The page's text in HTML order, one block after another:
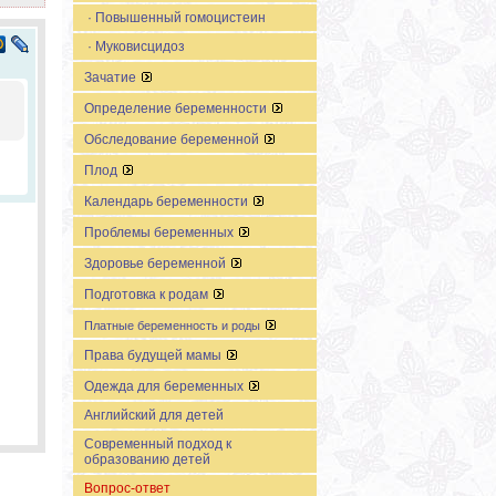
· Повышенный гомоцистеин
· Муковисцидоз
Зачатие
Определение беременности
Обследование беременной
Плод
Календарь беременности
Проблемы беременных
Здоровье беременной
Подготовка к родам
Платные беременность и роды
Права будущей мамы
Одежда для беременных
Английский для детей
Современный подход к
образованию детей
Вопрос-ответ